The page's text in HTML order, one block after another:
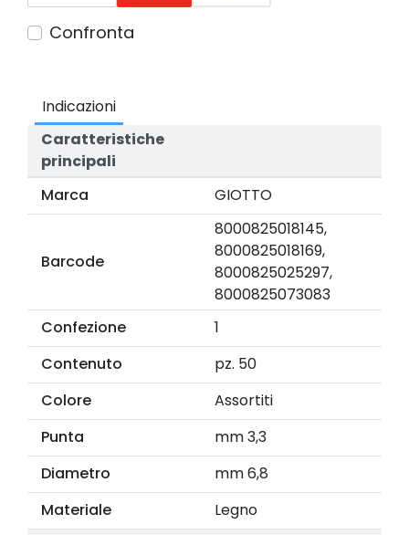
Confronta
Indicazioni
Caratteristiche
principali
Marca
GIOTTO
Barcode
8000825018145,
8000825018169,
8000825025297,
8000825073083
Confezione
1
Contenuto
pz. 50
Colore
Assortiti
Punta
mm 3,3
Diametro
mm 6,8
Materiale
Legno